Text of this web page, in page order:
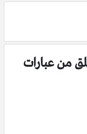
من عبارات